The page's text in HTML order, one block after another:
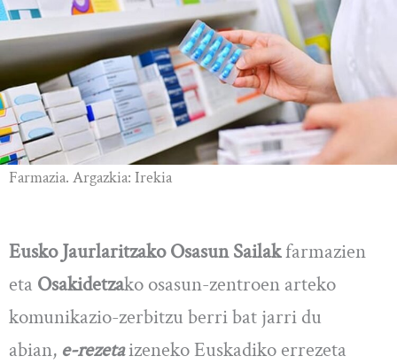
Farmazia. Argazkia: Irekia
Eusko Jaurlaritzako Osasun Sailakfarmazien
eta Osakidetzako osasun-zentroen arteko
komunikazio-zerbitzu berri bat jarri du
abian, e-rezetaizeneko Euskadiko errezeta